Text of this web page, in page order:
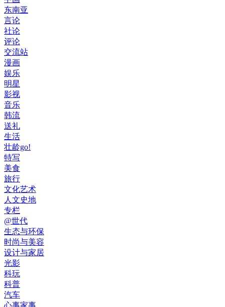
东南亚
言论
社论
评论
交流站
漫画
娱乐
明星
影视
音乐
韩流
送礼
生活
壮龄go!
特写
美食
旅行
文化艺术
人文史地
专栏
@世代
生态与环保
时尚与美容
设计与家居
光影
科玩
科普
汽车
心事家事